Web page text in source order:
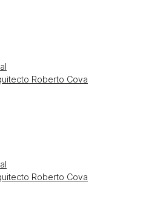
Roberto Cova
Roberto Cova